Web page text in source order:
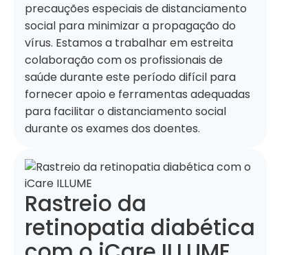
precauções especiais de distanciamento
social para minimizar a propagação do
vírus. Estamos a trabalhar em estreita
colaboração com os profissionais de
saúde durante este período difícil para
fornecer apoio e ferramentas adequadas
para facilitar o distanciamento social
durante os exames dos doentes.
Rastreio da
retinopatia diabética